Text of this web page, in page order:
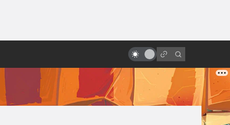
Как Чужой изменил кино и игры